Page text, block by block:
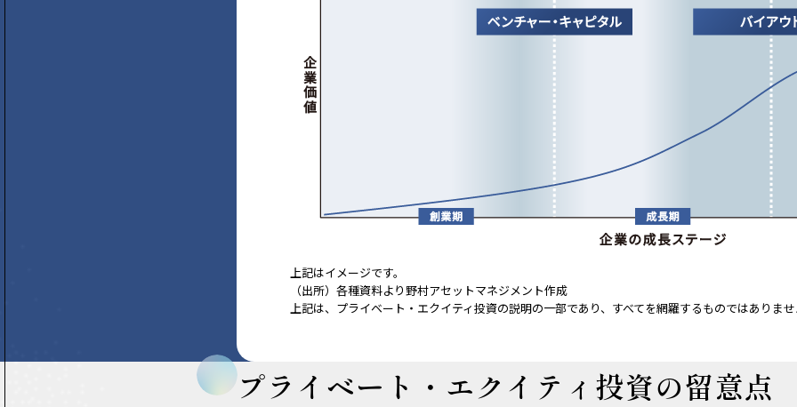
上記はイメージです。
（出所）各種資料より野村アセットマネジメント作成
上記は、プライベート・エクイティ投資の説明の一部であり、すべてを網羅するものではありま
プライベート・エクイティ 投資の留意点